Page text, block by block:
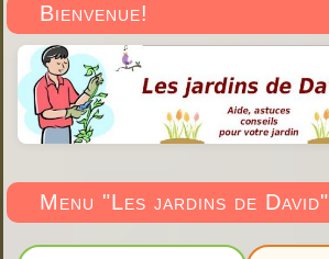
Bienvenue!
Menu "Les jardins de David"